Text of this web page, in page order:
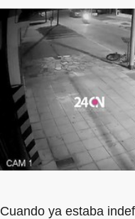
Cuando ya estaba